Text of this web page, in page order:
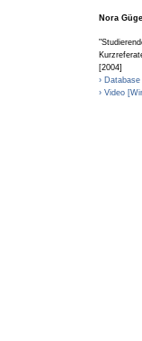
Nora Gügel
[2004]
›
› Video